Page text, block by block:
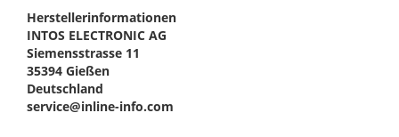
Herstellerinformationen
INTOS ELECTRONIC AG
Siemensstrasse 11
35394 Gießen
Deutschland
service@inline-info.com